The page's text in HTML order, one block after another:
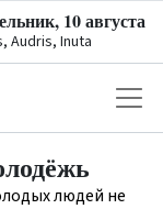
10 августа
Audris, Inuta
людей не